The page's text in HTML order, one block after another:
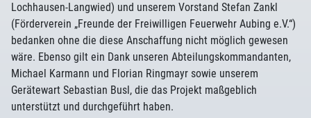
Lochhausen-Langwied) und unserem Vorstand Stefan Zankl
(Förderverein „Freunde der Freiwilligen Feuerwehr Aubing e.V.“)
bedanken ohne die diese Anschaffung nicht möglich gewesen
wäre. Ebenso gilt ein Dank unseren Abteilungskommandanten,
Michael Karmann und Florian Ringmayr sowie unserem
Gerätewart Sebastian Busl, die das Projekt maßgeblich
unterstützt und durchgeführt haben.